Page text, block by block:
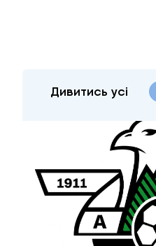
Дивитись усі